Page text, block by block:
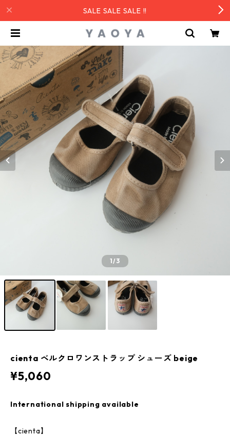
SALE SALE SALE !!
1/3
cienta ベルクロワンストラップ シューズ beige
¥5,060
International shipping available
【cienta】